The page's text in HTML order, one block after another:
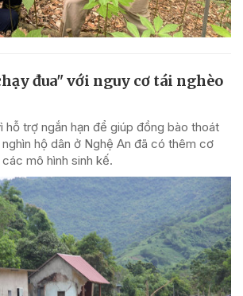
đua" với nguy cơ tái nghèo
hỗ trợ ngắn hạn để giúp đồng bào thoát
hộ dân ở Nghệ An đã có thêm cơ
mô hình sinh kế.